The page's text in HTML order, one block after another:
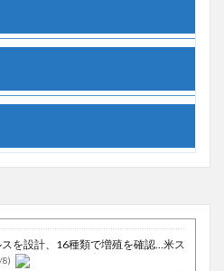
を設計、16種類で増殖を確認…米ス
8)